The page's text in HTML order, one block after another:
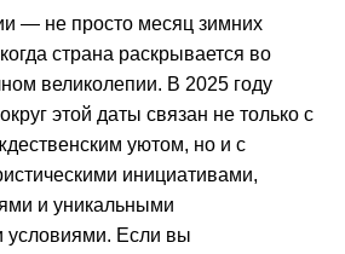
— не просто месяц зимних
страна раскрывается во
великолепии. В 2025 году
этой даты связан не только с
уютом, но и с
инициативами,
и уникальными
условиями. Если вы